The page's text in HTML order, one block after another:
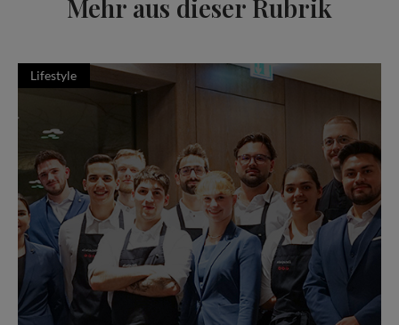
Mehr aus dieser Rubrik
Lifestyle